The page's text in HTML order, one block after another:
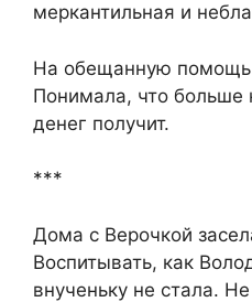
меркантильная и
На обещанную помощь
Понимала, что больше
денег получит.
***
Дома с Верочкой
Воспитывать, как
внученьку не стала.